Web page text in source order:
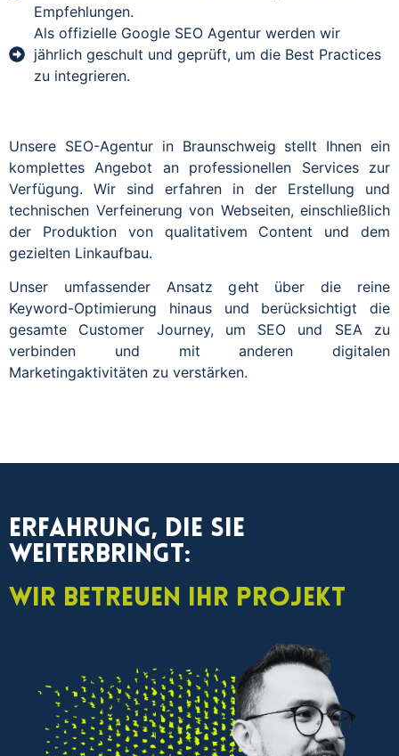
Empfehlungen.
Als offizielle Google SEO Agentur werden wir
jährlich geschult und geprüft, um die Best Practices
zu integrieren.
Unsere SEO-Agentur in Braunschweig stellt Ihnen ein
komplettes Angebot an professionellen Services zur
Verfügung. Wir sind erfahren in der Erstellung und
technischen Verfeinerung von Webseiten, einschließlich
der Produktion von qualitativem Content und dem
gezielten Linkaufbau.
Unser umfassender Ansatz geht über die reine
Keyword-Optimierung hinaus und berücksichtigt die
gesamte Customer Journey, um SEO und SEA zu
verbinden und mit anderen digitalen
Marketingaktivitäten zu verstärken.
Erfahrung, die Sie
weiterbringt:
Wir betreuen Ihr Projekt